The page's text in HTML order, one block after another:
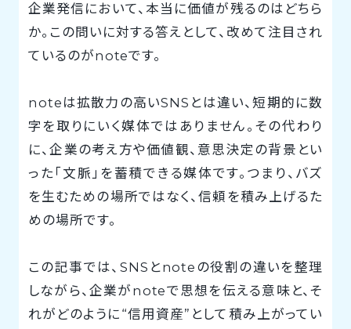
企業発信において、本当に価値が残るのはどちら
か。この問いに対する答えとして、改めて注目され
ているのがnoteです。
noteは拡散力の高いSNSとは違い、短期的に数
字を取りにいく媒体ではありません。その代わり
に、企業の考え方や価値観、意思決定の背景とい
った「文脈」を蓄積できる媒体です。つまり、バズ
を生むための場所ではなく、信頼を積み上げるた
めの場所です。
この記事では、SNSとnoteの役割の違いを整理
しながら、企業がnoteで思想を伝える意味と、そ
れがどのように“信用資産”として積み上がってい